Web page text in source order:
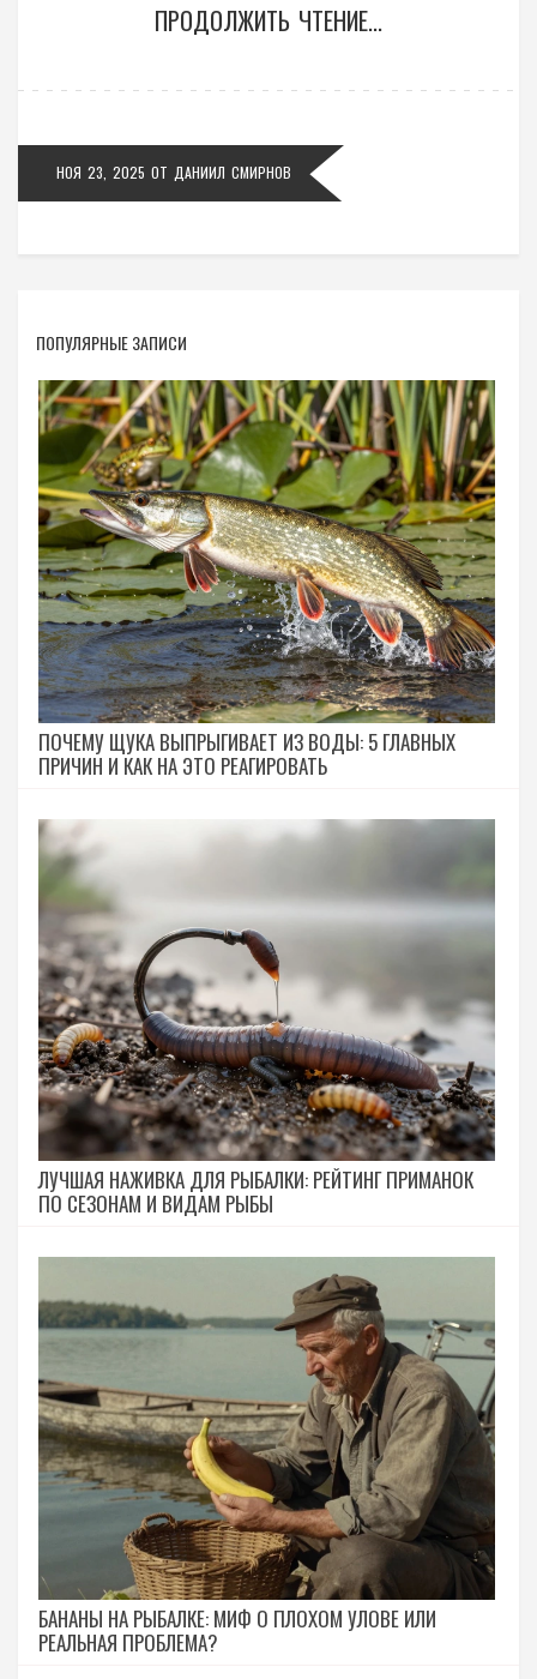
ПРОДОЛЖИТЬ ЧТЕНИЕ...
НОЯ 23, 2025 ОТ ДАНИИЛ СМИРНОВ
ПОПУЛЯРНЫЕ ЗАПИСИ
ПОЧЕМУ ЩУКА ВЫПРЫГИВАЕТ ИЗ ВОДЫ: 5 ГЛАВНЫХ
ПРИЧИН И КАК НА ЭТО РЕАГИРОВАТЬ
ЛУЧШАЯ НАЖИВКА ДЛЯ РЫБАЛКИ: РЕЙТИНГ ПРИМАНОК
ПО СЕЗОНАМ И ВИДАМ РЫБЫ
БАНАНЫ НА РЫБАЛКЕ: МИФ О ПЛОХОМ УЛОВЕ ИЛИ
РЕАЛЬНАЯ ПРОБЛЕМА?